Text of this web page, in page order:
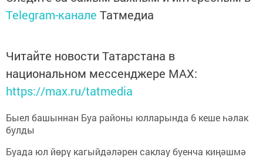
Telegram-канале Татмедиа
Читайте новости Татарстана в
национальном мессенджере MАХ:
https://max.ru/tatmedia
Быел башыннан Буа районы юлларында 6 кеше һәлак
булды
Буада юл йөрү кагыйдәләрен саклау буенча киңәшмә